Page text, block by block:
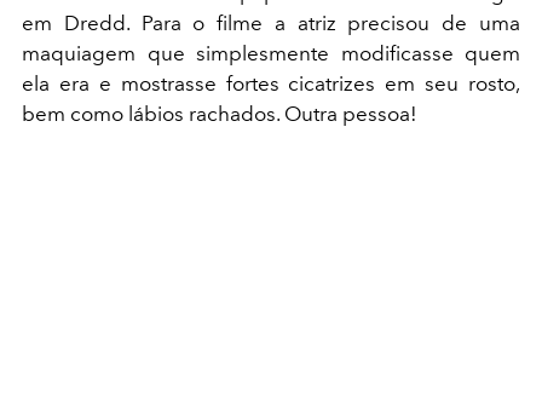
em Dredd. Para o filme a atriz precisou de uma
maquiagem que simplesmente modificasse quem
ela era e mostrasse fortes cicatrizes em seu rosto,
bem como lábios rachados. Outra pessoa!